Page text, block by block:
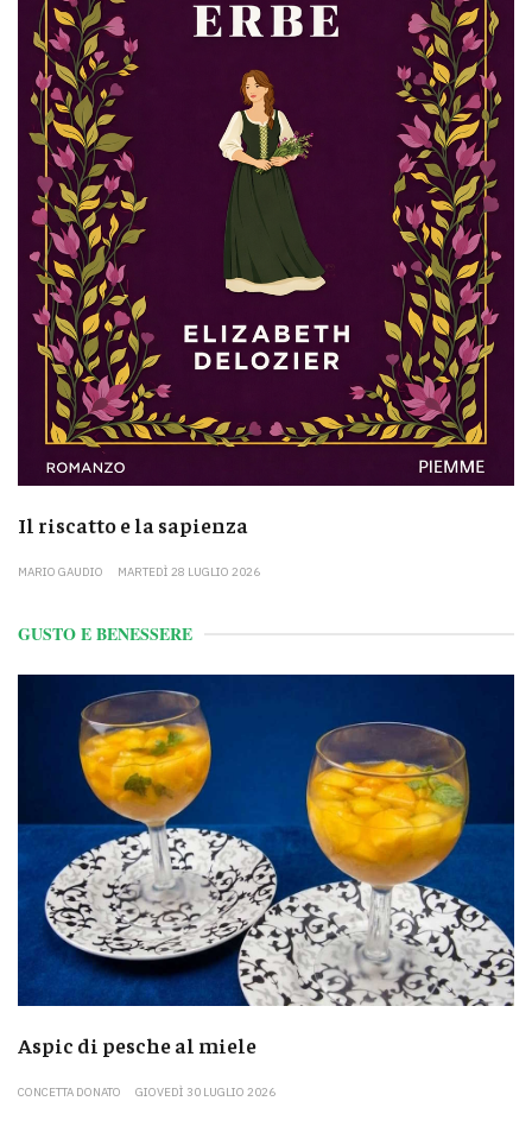
Il riscatto e la sapienza
MARIO GAUDIO MARTEDÌ 28 LUGLIO 2026
GUSTO E BENESSERE
Aspic di pesche al miele
CONCETTA DONATO GIOVEDÌ 30 LUGLIO 2026